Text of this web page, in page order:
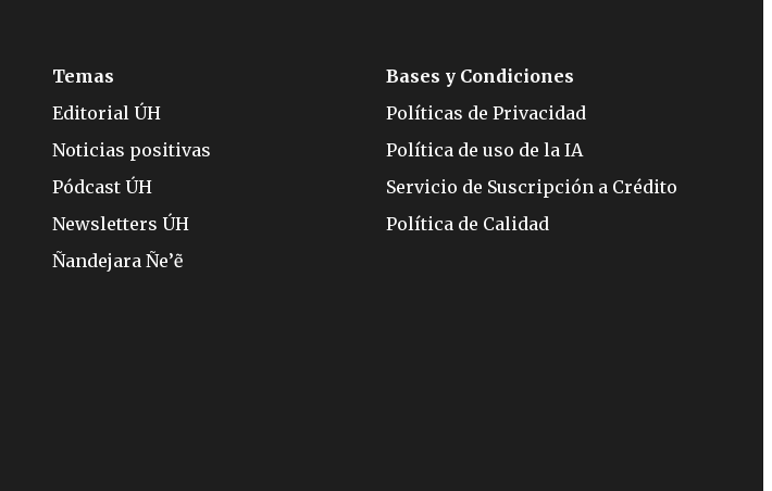
Temas
Editorial ÚH
Noticias positivas
Pódcast ÚH
Newsletters ÚH
Ñandejara Ñe’ẽ
Bases y Condiciones
Políticas de Privacidad
Política de uso de la IA
Servicio de Suscripción a Crédito
Política de Calidad